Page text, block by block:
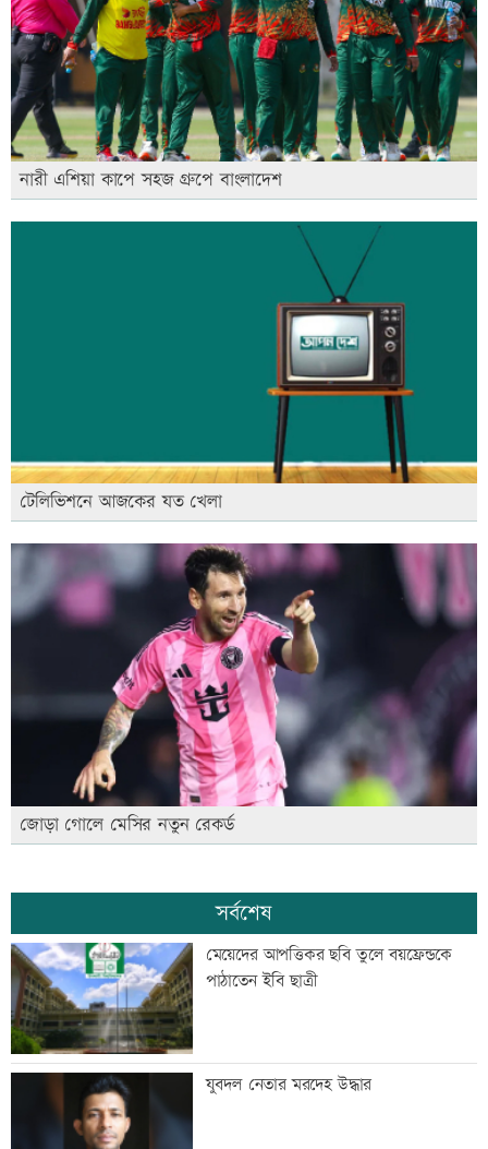
নারী এশিয়া কাপে সহজ গ্রুপে বাংলাদেশ
টেলিভিশনে আজকের যত খেলা
জোড়া গোলে মেসির নতুন রেকর্ড
সর্বশেষ
মেয়েদের আপত্তিকর ছবি তুলে বয়ফ্রেন্ডকে
পাঠাতেন ইবি ছাত্রী
যুবদল নেতার মরদেহ উদ্ধার